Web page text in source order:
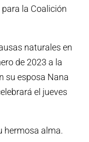
la Coalición
naturales en
de 2023 a la
su esposa Nana
el jueves
hermosa alma.